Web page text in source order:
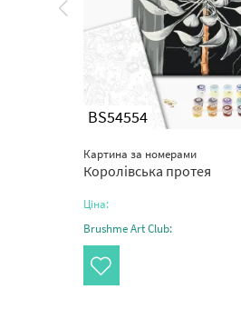
BS54554
Картина за номерами
Королівська протея
Ціна:
Brushme Art Club: